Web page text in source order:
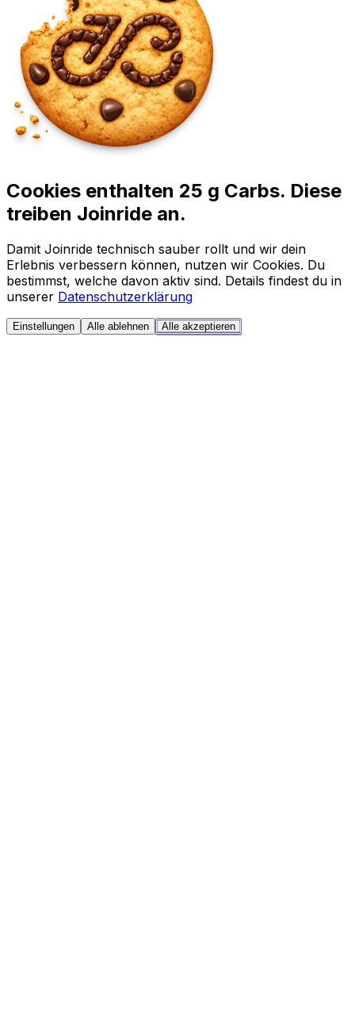
Cookies enthalten 25 g Carbs. Diese
treiben Joinride an.
Damit Joinride technisch sauber rollt und wir dein
Erlebnis verbessern können, nutzen wir Cookies. Du
bestimmst, welche davon aktiv sind. Details findest du in
unserer Datenschutzerklärung
Einstellungen Alle ablehnen Alle akzeptieren